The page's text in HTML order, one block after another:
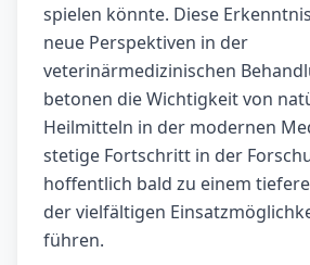
spielen könnte. Diese
neue Perspektiven in der
veterinärmedizinischen
betonen die Wichtigkeit von
Heilmitteln in der modernen
stetige Fortschritt in der
hoffentlich bald zu einem
der vielfältigen
führen.